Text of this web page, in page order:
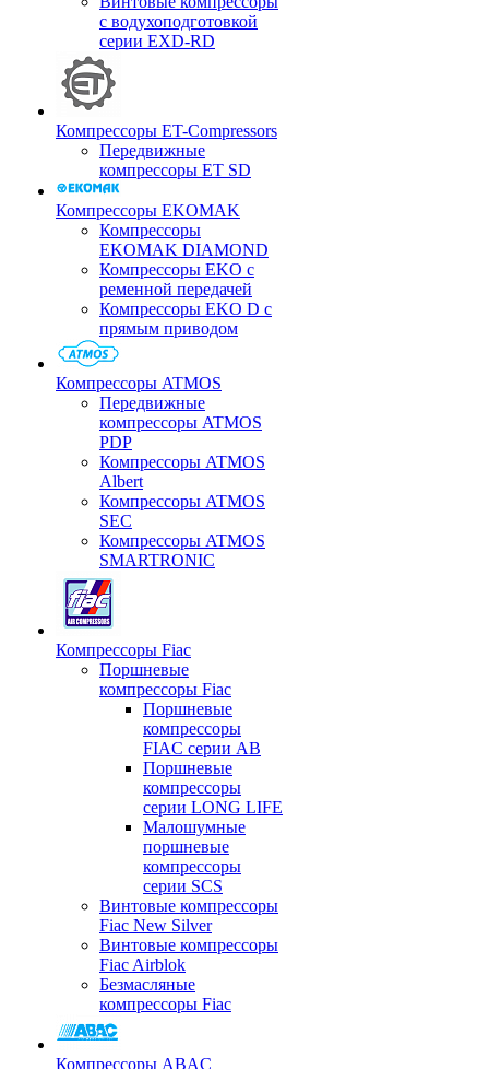
с водухоподготовкой
серии EXD-RD
Компрессоры ET-Compressors
Передвижные
компрессоры ET SD
Компрессоры EKOMAK
Компрессоры
EKOMAK DIAMOND
Компрессоры EKO c
ременной передачей
Компрессоры EKO D с
прямым приводом
Компрессоры ATMOS
Передвижные
компрессоры ATMOS
PDP
Компрессоры ATMOS
Albert
Компрессоры ATMOS
SEC
Компрессоры ATMOS
SMARTRONIC
Компрессоры Fiac
Поршневые
компрессоры Fiac
Поршневые
компрессоры
FIAC серии AB
Поршневые
компрессоры
серии LONG LIFE
Малошумные
поршневые
компрессоры
серии SCS
Винтовые компрессоры
Fiac New Silver
Винтовые компрессоры
Fiac Airblok
Безмасляные
компрессоры Fiac
Компрессоры ABAC